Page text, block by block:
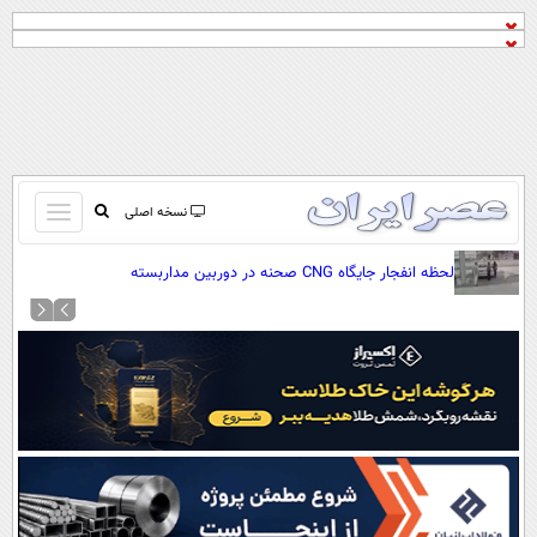
نسخه اصلی
باز
و
کردن
منو
صفحه اول
آرشیو
نظرسنجی
آب و هوا
اوقات شرعی
سواد زندگی
لحظه انفجار جایگاه CNG صحنه در دوربین مداربسته